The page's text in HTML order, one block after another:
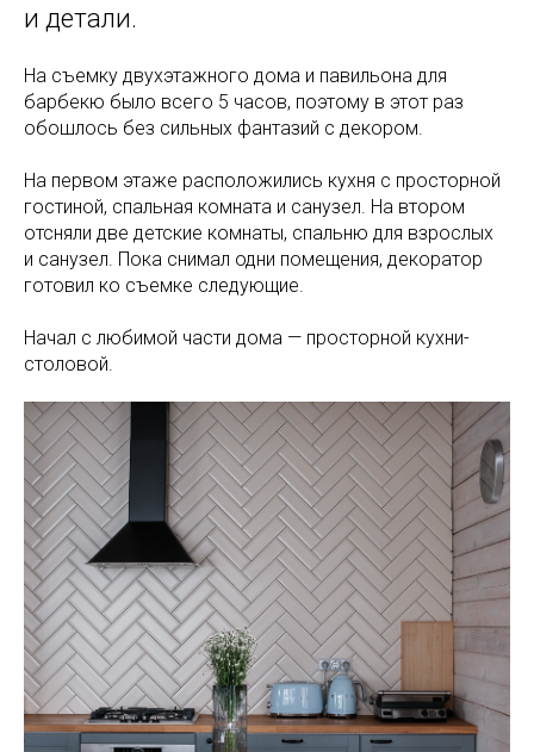
и детали.
На съемку двухэтажного дома и павильона для
барбекю было всего 5 часов, поэтому в этот раз
обошлось без сильных фантазий с декором.
На первом этаже расположились кухня с просторной
гостиной, спальная комната и санузел. На втором
отсняли две детские комнаты, спальню для взрослых
и санузел. Пока снимал одни помещения, декоратор
готовил ко съемке следующие.
Начал с любимой части дома — просторной кухни-
столовой.